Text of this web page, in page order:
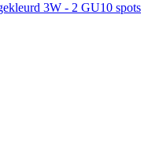
3W - 2 GU10 spots